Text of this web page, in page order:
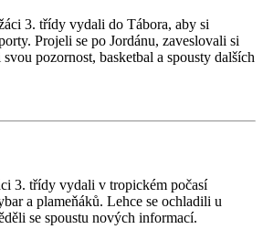
3. třídy vydali do Tábora, aby si
Projeli se po Jordánu, zaveslovali si
pozornost, basketbal a spousty dalších
3. třídy vydali v tropickém počasí
a plameňáků. Lehce se ochladili u
se spoustu nových informací.